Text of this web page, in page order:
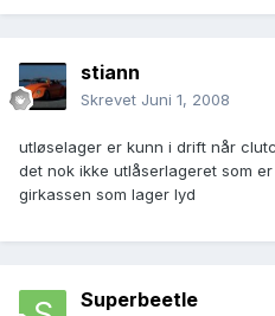
stiann
Skrevet Juni 1, 2008
utløselager er kunn i drift når
det nok ikke utlåserlageret som
girkassen som lager lyd
Superbeetle